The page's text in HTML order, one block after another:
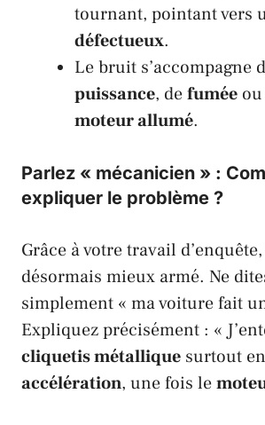
tournant, pointant vers
défectueux.
Le bruit s’accompagne
puissance, defumée
moteur allumé.
Parlez « mécanicien » :
expliquer le problème ?
Grâce à votre travail
désormais mieux armé. Ne
simplement « ma voiture fait
Expliquez précisément : «
cliquetis métallique surtout en
accélération, une fois le